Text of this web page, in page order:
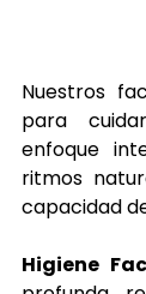
Nuestros
para
enfoque
ritmos
capacidad
Higiene